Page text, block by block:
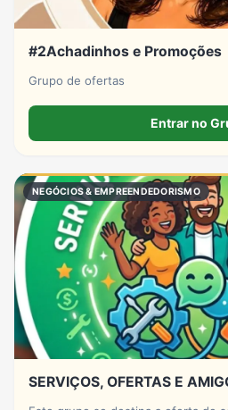
#2Achadinhos e Promoções
Grupo de ofertas
Entrar no
NEGÓCIOS & EMPREENDEDORISMO
SERVIÇOS, OFERTAS E